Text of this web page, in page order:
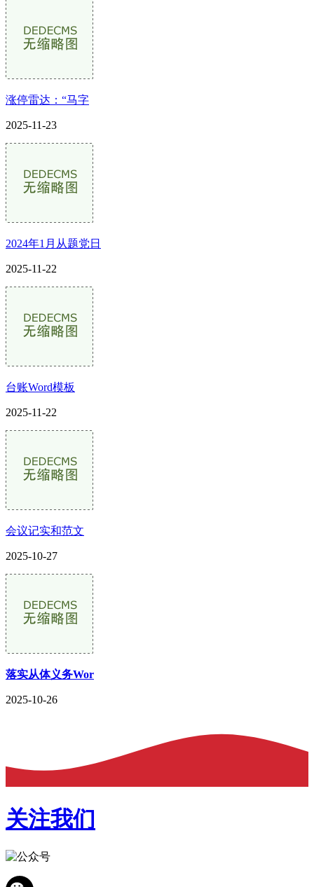
涨停雷达：“马字
2025-11-23
2024年1月从题党日
2025-11-22
台账Word模板
2025-11-22
会议记实和范文
2025-10-27
落实从体义务Wor
2025-10-26
关注我们